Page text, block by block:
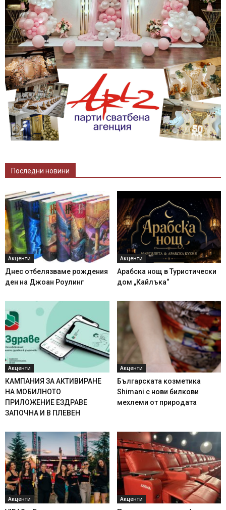
Последни новини
Акценти
Днес отбелязваме рождения
ден на Джоан Роулинг
Акценти
Арабска нощ в Туристически
дом „Кайлъка“
Акценти
КАМПАНИЯ ЗА АКТИВИРАНЕ
НА МОБИЛНОТО
ПРИЛОЖЕНИЕ ЕЗДРАВЕ
ЗАПОЧНА И В ПЛЕВЕН
Акценти
Българската козметика
Shimani с нови билкови
мехлеми от природата
Акценти Акценти